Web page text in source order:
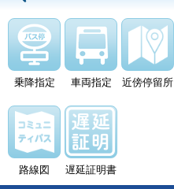
乗降指定 車両指定 近傍停留所
路線図 遅延証明書